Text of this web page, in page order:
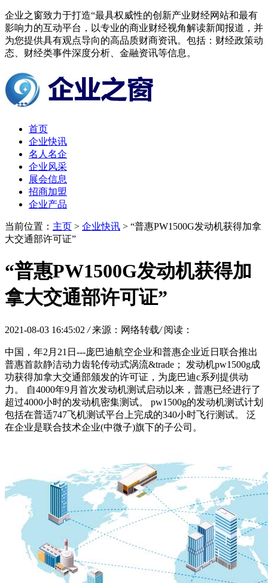
企业之窗致力于打造“最具权威性的创新产业财经网站和最有
影响力的互动平台，以专业的商业财经视角解读新闻报道，并
为您提供具有观点导向的高品质财商资讯。包括：财经政策动
态、财经类事件深度分析、金融资讯等信息。
首页
企业快讯
名人名企
企业风采
展会信息
招商加盟
企业产品
当前位置： 主页 > 企业快讯 > “普惠PW1500G发动机获得加拿
大交通部许可证”
“普惠PW1500G发动机获得加
拿大交通部许可证”
2021-08-03 16:45:02 / 来源：网络转载/ 阅读：
中国，年2月21日---庞巴迪航空企业和普惠企业近日联合推出
普惠首款静洁动力齿轮传动式涡流&trade； 发动机pw1500g成
功获得加拿大交通部颁发的许可证，为庞巴迪c系列提供动
力。 自4000年9月首次发动机测试启动以来，普惠已经进行了
超过4000小时的发动机密集测试。 pw1500g的发动机测试计划
包括在普适747飞机测试平台上完成的340小时飞行测试。 泛
在企业是联合技术企业(中微子)旗下的子公司。